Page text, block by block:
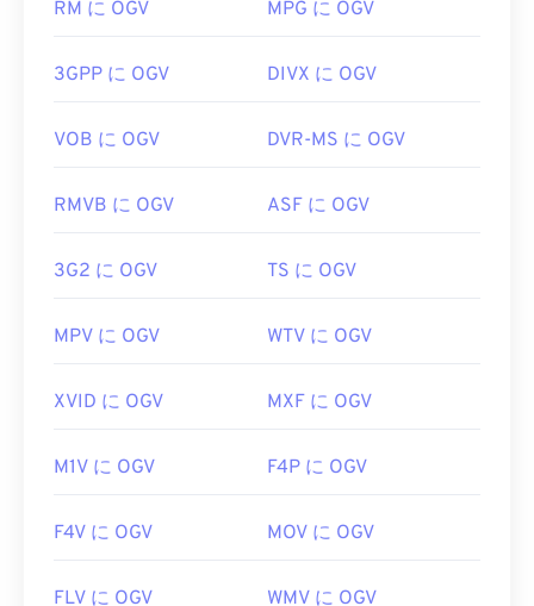
初回リリース:1988年
https://en.wikipedia.org/wiki/オーディオインター
https://www.lifewire.com/aiff-aif-aifc-files-
OGVは Windows Media Player およびDirectShow
フィルターを使用する必要があります。一方、プレ
ターは必要ありません。
初回リリース:
https://www.xiph.org/
RM に OGV MPG に OGV
3GPP に OGV DIVX に OGV
VOB に OGV DVR-MS に OGV
RMVB に OGV ASF に OGV
3G2 に OGV TS に OGV
MPV に OGV WTV に OGV
XVID に OGV MXF に OGV
M1V に OGV F4P に OGV
F4V に OGV MOV に OGV
FLV に OGV WMV に OGV